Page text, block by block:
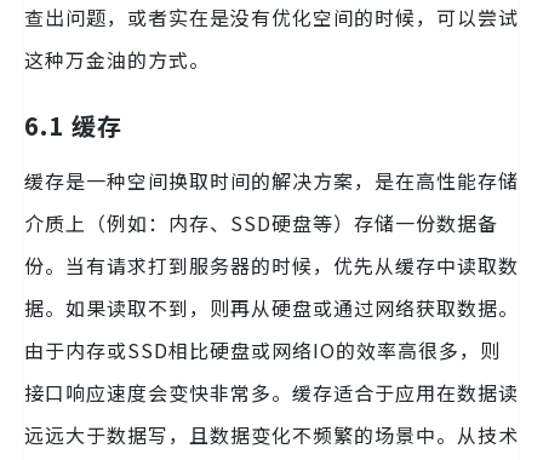
查出问题，或者实在是没有优化空间的时候，可以尝试
这种万金油的方式。
6.1 缓存
缓存是一种空间换取时间的解决方案，是在高性能存储
介质上（例如：内存、SSD硬盘等）存储一份数据备
份。当有请求打到服务器的时候，优先从缓存中读取数
据。如果读取不到，则再从硬盘或通过网络获取数据。
由于内存或SSD相比硬盘或网络IO的效率高很多，则
接口响应速度会变快非常多。缓存适合于应用在数据读
远远大于数据写，且数据变化不频繁的场景中。从技术